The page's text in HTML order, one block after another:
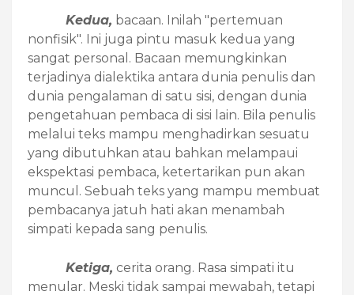
Kedua, bacaan. Inilah "pertemuan
nonfisik". Ini juga pintu masuk kedua yang
sangat personal. Bacaan memungkinkan
terjadinya dialektika antara dunia penulis dan
dunia pengalaman di satu sisi, dengan dunia
pengetahuan pembaca di sisi lain. Bila penulis
melalui teks mampu menghadirkan sesuatu
yang dibutuhkan atau bahkan melampaui
ekspektasi pembaca, ketertarikan pun akan
muncul. Sebuah teks yang mampu membuat
pembacanya jatuh hati akan menambah
simpati kepada sang penulis.
Ketiga, cerita orang. Rasa simpati itu
menular. Meski tidak sampai mewabah, tetapi